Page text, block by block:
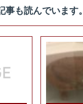
も読んでいます。